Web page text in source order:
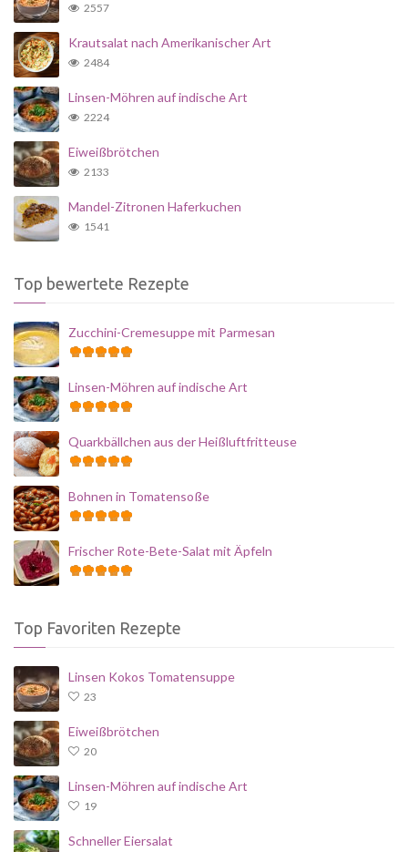
2557
Krautsalat nach Amerikanischer Art
2484
Linsen-Möhren auf indische Art
2224
Eiweißbrötchen
2133
Mandel-Zitronen Haferkuchen
1541
Top bewertete Rezepte
Zucchini-Cremesuppe mit Parmesan
Linsen-Möhren auf indische Art
Quarkbällchen aus der Heißluftfritteuse
Bohnen in Tomatensoße
Frischer Rote-Bete-Salat mit Äpfeln
Top Favoriten Rezepte
Linsen Kokos Tomatensuppe
23
Eiweißbrötchen
20
Linsen-Möhren auf indische Art
19
Schneller Eiersalat